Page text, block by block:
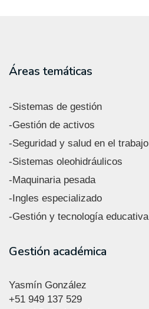
Áreas temáticas
-Sistemas de gestión
-Gestión de activos
-Seguridad y salud en el trabajo
-Sistemas oleohidráulicos
-Maquinaria pesada
-Ingles especializado
-Gestión y tecnología educativa
Gestión académica
Yasmín González
+51 949 137 529